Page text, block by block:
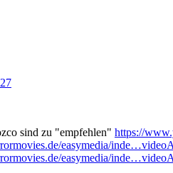
sind zu "empfehlen" https://
easymedia/
easymedia/